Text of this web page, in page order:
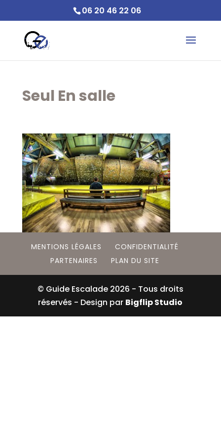
06 20 46 22 06
Seul En salle
MENTIONS LÉGALES
CONFIDENTIALITÉ
PARTENAIRES
PLAN DU SITE
© Guide Escalade 2026 - Tous droits
réservés - Design par Bigflip Studio